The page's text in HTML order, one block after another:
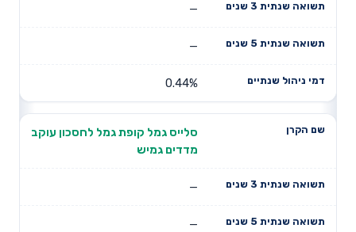
—
—
0.44%
סלייס גמל קופת גמל לחסכון עוקב
מדדים גמיש
—
—